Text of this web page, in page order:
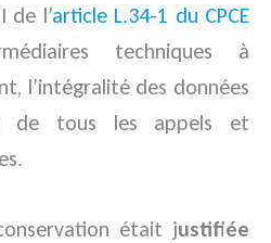
de l’article L.34-1 du CPCE
techniques à
l’intégralité des données
de tous les appels et
était justifiée